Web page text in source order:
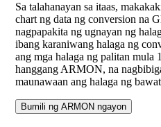
Sa talahanayan sa itaas,
chart ng data ng conversion na
nagpapakita ng ugnayan ng
ibang karaniwang halaga ng
ang mga halaga ng palitan mula
hanggang ARMON, na
maunawaan ang halaga ng
Bumili ng ARMON ngayon